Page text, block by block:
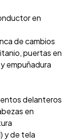
en
de cambios
puertas en
empuñadura
delanteros
en
y de tela